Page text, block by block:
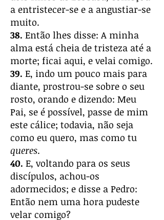
a entristecer-se e a angustiar-se
muito.
38. Então lhes disse: A minha
alma está cheia de tristeza até a
morte; ficai aqui, e velai comigo.
39. E, indo um pouco mais para
diante, prostrou-se sobre o seu
rosto, orando e dizendo: Meu
Pai, se é possível, passe de mim
este cálice; todavia, não seja
como eu quero, mas como tu
queres.
40. E, voltando para os seus
discípulos, achou-os
adormecidos; e disse a Pedro:
Então nem uma hora pudeste
velar comigo?